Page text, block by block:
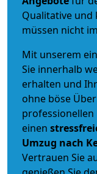
Qualitative und
müssen nicht
Mit unserem
Sie innerhalb
erhalten und Ihr
ohne böse
einen
Umzug nach
Vertrauen Sie